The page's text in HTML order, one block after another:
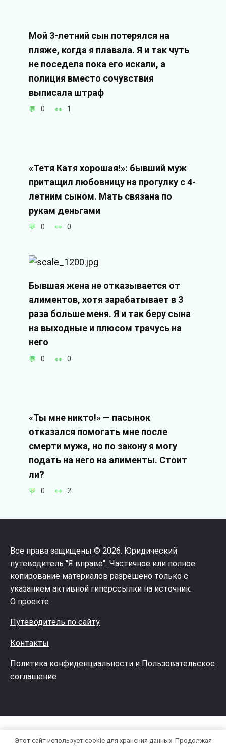
Мой 3-летний сын потерялся на
пляже, когда я плавала. Я и так чуть
не поседела пока его искали, а
полиция вместо сочувствия
выписала штраф
0 1
«Тетя Катя хорошая!»: бывший муж
притащил любовницу на прогулку с 4-
летним сыном. Мать связана по
рукам деньгами
0 0
Бывшая жена не отказывается от
алиментов, хотя зарабатывает в 3
раза больше меня. Я и так беру сына
на выходные и плюсом трачусь на
него
0 0
«Ты мне никто!» — пасынок
отказался помогать мне после
смерти мужа, но по закону я могу
подать на него на алименты. Стоит
ли?
0 2
Все права защищены © 2026. Юридический
путеводитель "Я вправе". Частичное или полное
копирование материалов разрешено только с
указанием активной гиперссылки на источник.
О проекте
Путеводитель по сайту
Контакты
Политика конфиденциальности и Пользовательское
соглашение
Этот сайт использует cookie для хранения данных. Продолжая